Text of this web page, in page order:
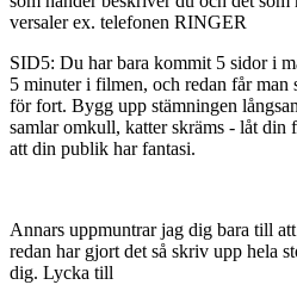
versaler ex. telefonen RINGER
SID5: Du har bara kommit 5 sidor i
5 minuter i filmen, och redan får man
för fort. Bygg upp stämningen
samlar omkull, katter skräms - låt din
att din publik har fantasi.
Annars uppmuntrar jag dig bara till
redan har gjort det så skriv upp hela
dig. Lycka till